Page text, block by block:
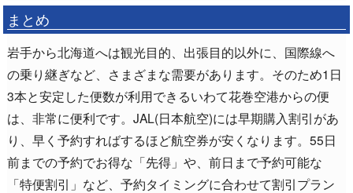
まとめ
岩手から北海道へは観光目的、出張目的以外に、国際線へ
の乗り継ぎなど、さまざまな需要があります。そのため1日
3本と安定した便数が利用できるいわて花巻空港からの便
は、非常に便利です。JAL(日本航空)には早期購入割引があ
り、早く予約すればするほど航空券が安くなります。55日
前までの予約でお得な「先得」や、前日まで予約可能な
「特便割引」など、予約タイミングに合わせて割引プラン